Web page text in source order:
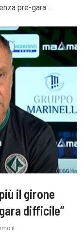
pre-gara...
il girone
difficile”